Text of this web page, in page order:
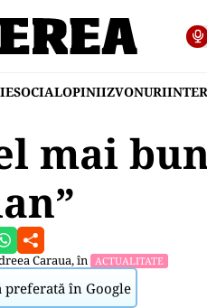
SOCIALOPINIIZVONURI
mai
Caraua, în ACTUALITATE
preferată în Google